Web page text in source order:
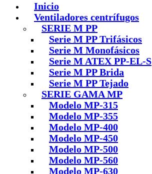
Inicio
Ventiladores centrífugos
SERIE M PP
Serie M PP Trifásicos
Serie M Monofásicos
Serie M ATEX PP-EL-S
Serie M PP Brida
Serie M PP Tejado
SERIE GAMA MP
Modelo MP-315
Modelo MP-355
Modelo MP-400
Modelo MP-450
Modelo MP-500
Modelo MP-560
Modelo MP-630